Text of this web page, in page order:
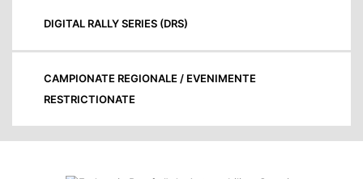
DIGITAL RALLY SERIES (DRS)
CAMPIONATE REGIONALE / EVENIMENTE
RESTRICTIONATE